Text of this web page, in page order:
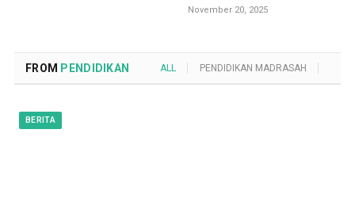
November 20, 2025
FROM PENDIDIKAN ALL PENDIDIKAN MADRASAH
BERITA